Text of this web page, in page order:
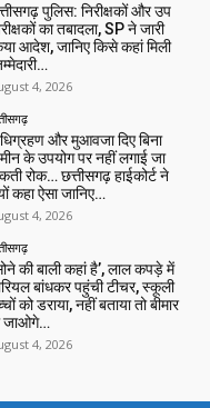
पुलिस: निरीक्षकों और उप
का तबादला, SP ने जारी
आदेश, जानिए किसे कहां मिली
4, 2026
और मुआवजा दिए बिना
के उपयोग पर नहीं लगाई जा
रोक… छत्तीसगढ़ हाईकोर्ट ने
कहा ऐसा जानिए…
4, 2026
की बाली कहां है’, लाल कपड़े में
बांधकर पहुंची टीचर, स्कूली
को डराया, नहीं बताया तो बीमार
जाओगे…
4, 2026